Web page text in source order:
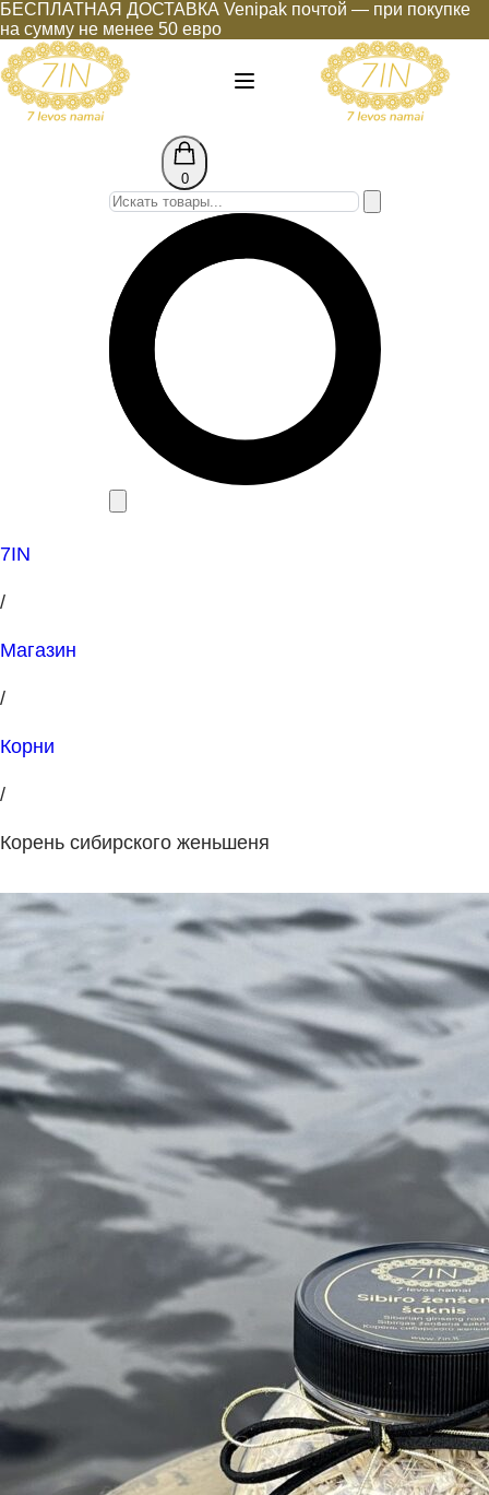
БЕСПЛАТНАЯ ДОСТАВКА Venipak почтой — при покупке
на сумму не менее 50 евро
0
7IN
/
Магазин
/
Корни
/
Корень сибирского женьшеня